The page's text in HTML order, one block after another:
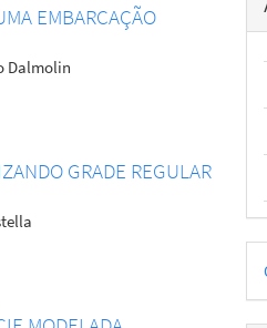
EMBARCAÇÃO
Dalmolin
GRADE REGULAR